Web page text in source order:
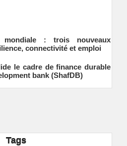
mondiale : trois nouveaux
connectivité et emploi
le cadre de finance durable
bank (ShafDB)
au Sénégal : comment
national
Tags